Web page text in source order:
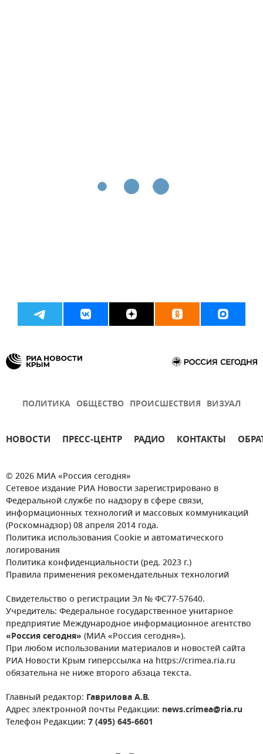
ПОЛИТИКА ОБЩЕСТВО ПРОИСШЕСТВИЯ ВИЗУАЛ
НОВОСТИ ПРЕСС-ЦЕНТР РАДИО КОНТАКТЫ
© 2026 МИА «Россия сегодня»
Сетевое издание РИА Новости зарегистрировано в
Федеральной службе по надзору в сфере связи,
информационных технологий и массовых коммуникаций
(Роскомнадзор) 08 апреля 2014 года.
Политика использования Cookie и автоматического
логирования
Политика конфиденциальности (ред. 2023 г.)
Правила применения рекомендательных технологий
Свидетельство о регистрации Эл № ФС77-57640.
Учредитель: Федеральное государственное унитарное
предприятие Международное информационное агентство
«Россия сегодня» (МИА «Россия сегодня»).
При любом использовании материалов и новостей сайта
РИА Новости Крым гиперссылка на https://crimea.ria.ru
обязательна не ниже второго абзаца текста.
Главный редактор: Гаврилова А.В.
Адрес электронной почты Редакции: news.crimea@ria.ru
Телефон Редакции: 7 (495) 645-6601